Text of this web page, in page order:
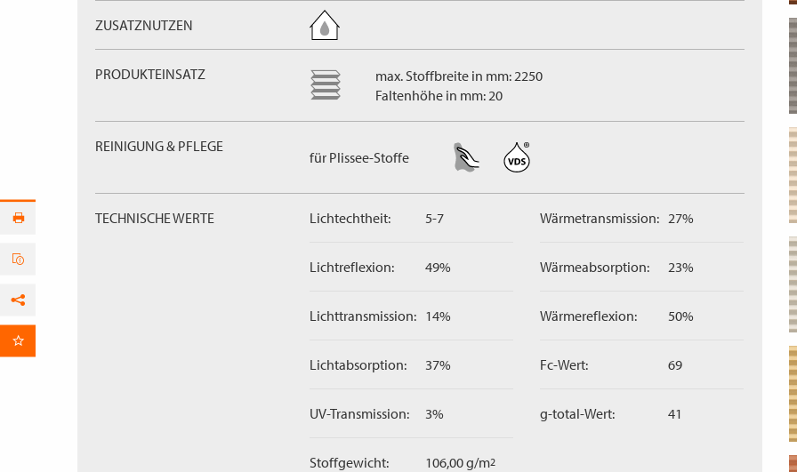
ZUSATZNUTZEN
PRODUKTEINSATZ
max. Stoffbreite in mm: 2250
Faltenhöhe in mm: 20
REINIGUNG & PFLEGE
für Plissee-Stoffe
TECHNISCHE WERTE Lichtechtheit: 5-7
Lichtreflexion: 49%
Lichttransmission: 14%
Lichtabsorption: 37%
UV-Transmission: 3%
Stoffgewicht: 106,00 g/m2
Wärmetransmission: 27%
Wärmeabsorption: 23%
Wärmereflexion: 50%
Fc-Wert: 69
g-total-Wert: 41